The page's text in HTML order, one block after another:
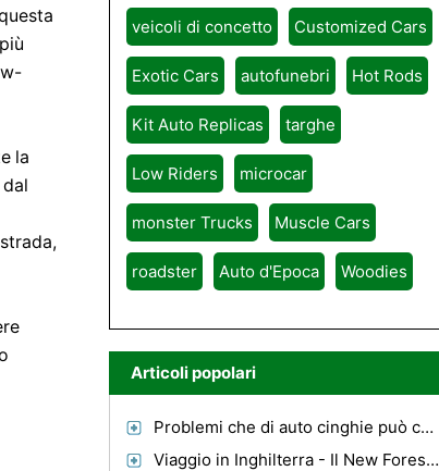
la
veicoli di concetto Customized Cars
Exotic Cars autofunebri Hot Rods
Kit Auto Replicas targhe
Low Riders microcar
monster Trucks Muscle Cars
roadster Auto d'Epoca Woodies
Articoli popolari
Problemi che di auto cinghie può causare
Viaggio in Inghilterra - Il New Forest National Park